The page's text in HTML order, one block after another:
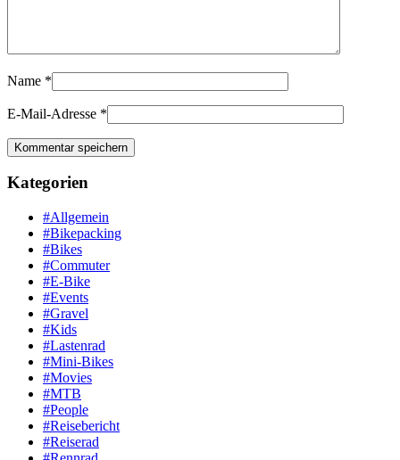
Name *
E-Mail-Adresse *
Kategorien
#Allgemein
#Bikepacking
#Bikes
#Commuter
#E-Bike
#Events
#Gravel
#Kids
#Lastenrad
#Mini-Bikes
#Movies
#MTB
#People
#Reisebericht
#Reiserad